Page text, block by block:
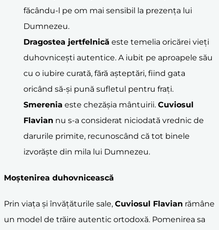
făcându-l pe om mai sensibil la prezența lui
Dumnezeu.
Dragostea jertfelnică este temelia oricărei vieți
duhovnicești autentice. A iubit pe aproapele său
cu o iubire curată, fără așteptări, fiind gata
oricând să-și pună sufletul pentru frați.
Smerenia este chezășia mântuirii. Cuviosul
Flavian nu s-a considerat niciodată vrednic de
darurile primite, recunoscând că tot binele
izvorăște din mila lui Dumnezeu.
Moștenirea duhovnicească
Prin viața și învățăturile sale, Cuviosul Flavian rămâne
un model de trăire autentic ortodoxă. Pomenirea sa